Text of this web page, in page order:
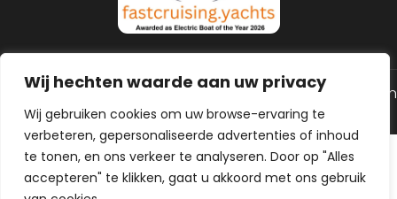
Wij hechten waarde aan uw privacy
Wij gebruiken cookies om uw browse-ervaring te
verbeteren, gepersonaliseerde advertenties of inhoud
te tonen, en ons verkeer te analyseren. Door op "Alles
accepteren" te klikken, gaat u akkoord met ons gebruik
© 2026 Alle rechten gereserveerdAlgemene voorwaarden
Privacy PolicyGemaakt door MHS Media